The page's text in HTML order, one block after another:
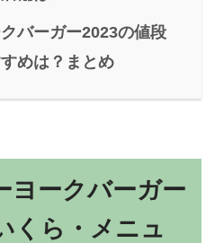
バーガー2023の値段
めは？まとめ
ヨークバーガー
くら・メニュ